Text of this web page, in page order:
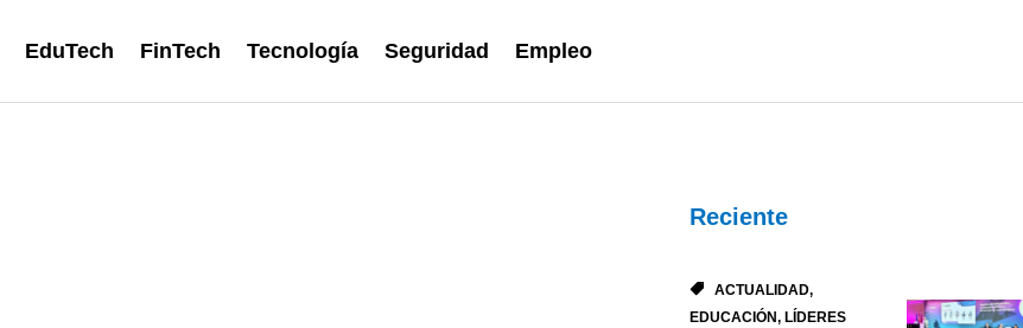
EduTech FinTech Tecnología Seguridad Empleo
Reciente
ACTUALIDAD,
EDUCACIÓN, LÍDERES